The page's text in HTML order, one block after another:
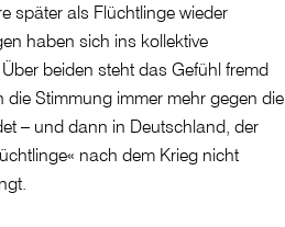
später als Flüchtlinge wieder
haben sich ins kollektive
beiden steht das Gefühl fremd
Stimmung immer mehr gegen die
– und dann in Deutschland, der
nach dem Krieg nicht